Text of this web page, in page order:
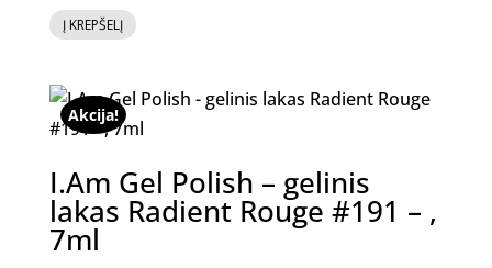
Į KREPŠELĮ
Akcija!
I.Am Gel Polish – gelinis
lakas Radient Rouge #191 – ,
7ml